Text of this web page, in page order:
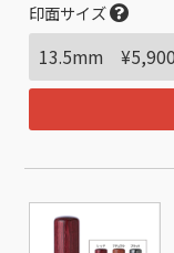
印面サイズ